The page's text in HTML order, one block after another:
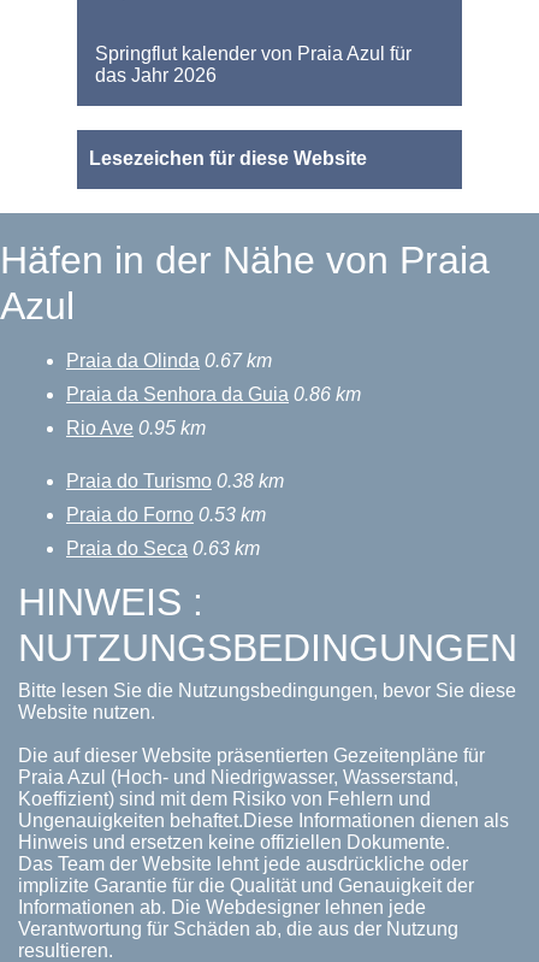
Springflut kalender von Praia Azul für
das Jahr 2026
Lesezeichen für diese Website
Häfen in der Nähe von Praia
Azul
Praia da Olinda 0.67 km
Praia da Senhora da Guia 0.86 km
Rio Ave 0.95 km
Praia do Turismo 0.38 km
Praia do Forno 0.53 km
Praia do Seca 0.63 km
HINWEIS :
NUTZUNGSBEDINGUNGEN
Bitte lesen Sie die Nutzungsbedingungen, bevor Sie diese
Website nutzen.
Die auf dieser Website präsentierten Gezeitenpläne für
Praia Azul (Hoch- und Niedrigwasser, Wasserstand,
Koeffizient) sind mit dem Risiko von Fehlern und
Ungenauigkeiten behaftet.Diese Informationen dienen als
Hinweis und ersetzen keine offiziellen Dokumente.
Das Team der Website lehnt jede ausdrückliche oder
implizite Garantie für die Qualität und Genauigkeit der
Informationen ab. Die Webdesigner lehnen jede
Verantwortung für Schäden ab, die aus der Nutzung
resultieren.